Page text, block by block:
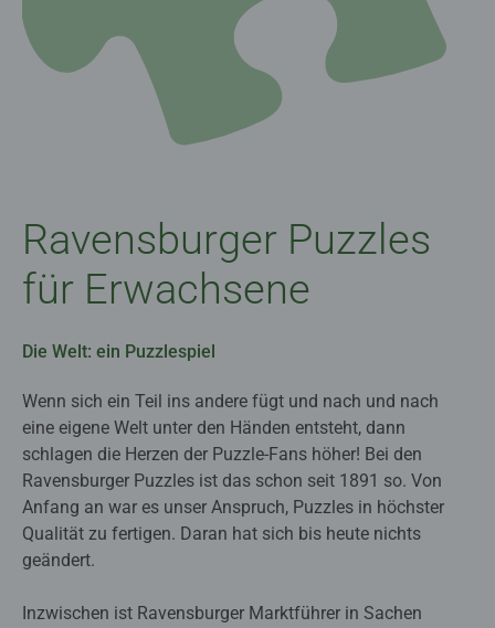
Ravensburger Puzzles
für Erwachsene
Die Welt: ein Puzzlespiel
Wenn sich ein Teil ins andere fügt und nach und nach
eine eigene Welt unter den Händen entsteht, dann
schlagen die Herzen der Puzzle-Fans höher! Bei den
Ravensburger Puzzles ist das schon seit 1891 so. Von
Anfang an war es unser Anspruch, Puzzles in höchster
Qualität zu fertigen. Daran hat sich bis heute nichts
geändert.
Inzwischen ist Ravensburger Marktführer in Sachen